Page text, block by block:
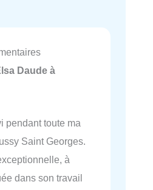
Daude à
pendant toute ma
Saint Georges.
à
dans son travail